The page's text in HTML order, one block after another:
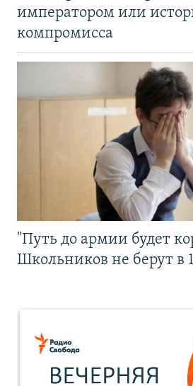
императором или
компромисса
"Путь до армии будет
Школьников не берут в